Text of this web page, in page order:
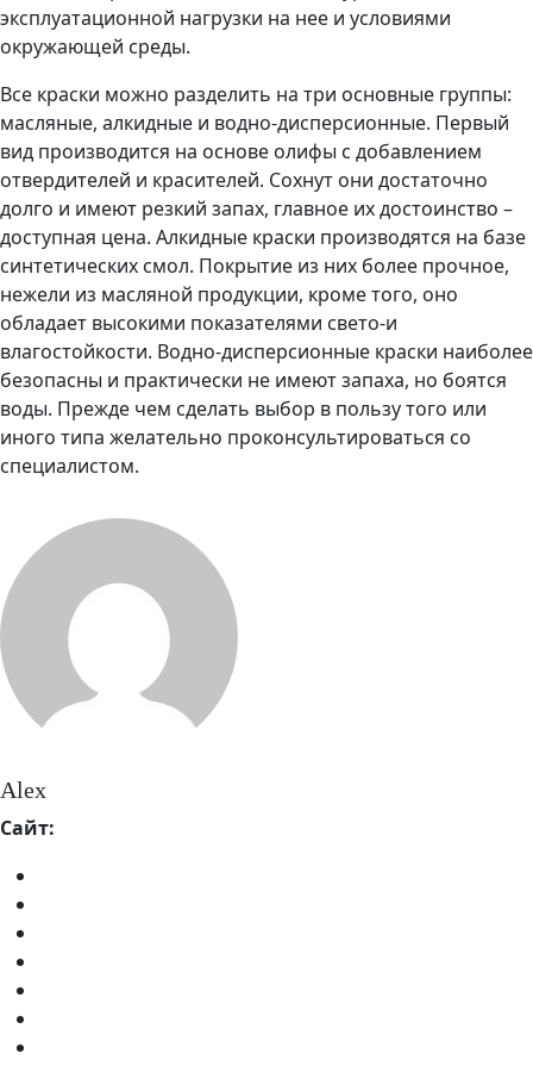
эксплуатационной нагрузки на нее и условиями
окружающей среды.
Все краски можно разделить на три основные группы:
масляные, алкидные и водно-дисперсионные. Первый
вид производится на основе олифы с добавлением
отвердителей и красителей. Сохнут они достаточно
долго и имеют резкий запах, главное их достоинство –
доступная цена. Алкидные краски производятся на базе
синтетических смол. Покрытие из них более прочное,
нежели из масляной продукции, кроме того, оно
обладает высокими показателями свето-и
влагостойкости. Водно-дисперсионные краски наиболее
безопасны и практически не имеют запаха, но боятся
воды. Прежде чем сделать выбор в пользу того или
иного типа желательно проконсультироваться со
специалистом.
Alex
Сайт: